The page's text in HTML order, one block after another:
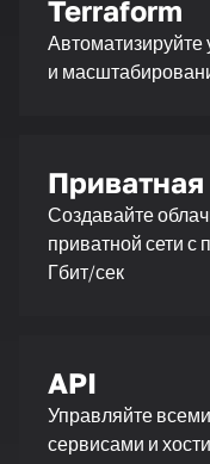
Terraform
и
Приватная
Создавайте
приватной сети с
Гбит/сек
API
Управляйте
сервисами и